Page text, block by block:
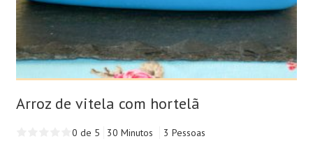
Arroz de vitela com hortelã
0 de 5 30 Minutos 3 Pessoas